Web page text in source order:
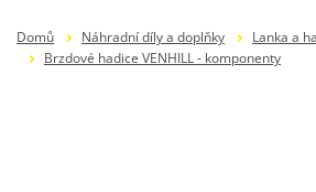
Domů Náhradní díly a doplňky
Lanka a
Brzdové hadice VENHILL - komponenty